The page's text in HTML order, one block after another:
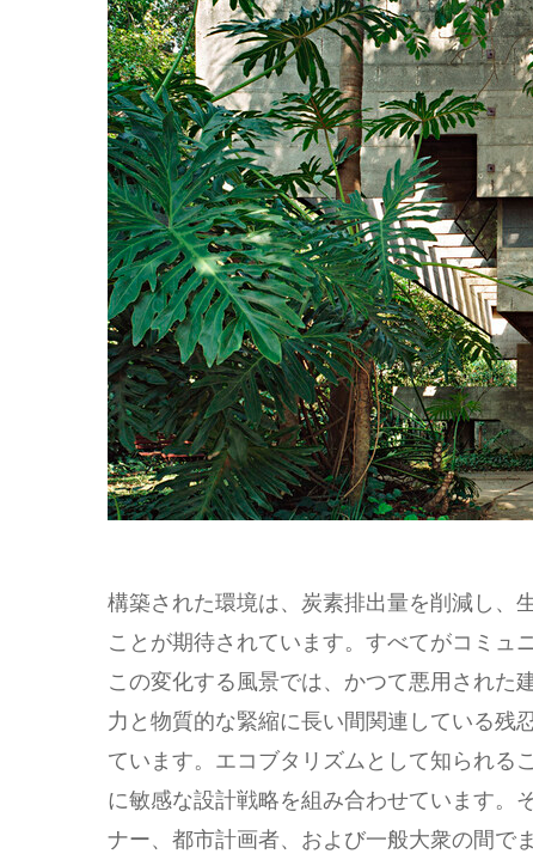
Hit enter to search or ESC to close
構築された環境は、炭素排出量を削減し、
ことが期待されています。すべてがコミュ
この変化する風景では、かつて悪用された
力と物質的な緊縮に長い間関連している残
ています。エコブタリズムとして知られる
に敏感な設計戦略を組み合わせています。
ナー、都市計画者、および一般大衆の間で